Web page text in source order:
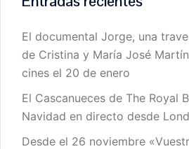
El documental Jorge, una
de Cristina y María José
cines el 20 de enero
El Cascanueces de The Royal
Navidad en directo desde
Desde el 26 noviembre